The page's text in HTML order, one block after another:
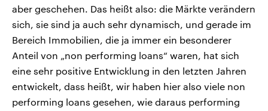
aber geschehen. Das heißt also: die Märkte verändern
sich, sie sind ja auch sehr dynamisch, und gerade im
Bereich Immobilien, die ja immer ein besonderer
Anteil von „non performing loans“ waren, hat sich
eine sehr positive Entwicklung in den letzten Jahren
entwickelt, dass heißt, wir haben hier also viele non
performing loans gesehen, wie daraus performing